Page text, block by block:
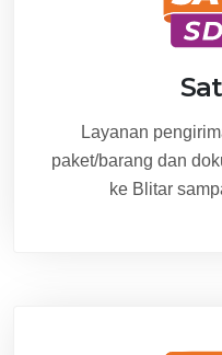
Layanan
paket/barang dan
ke Blitar